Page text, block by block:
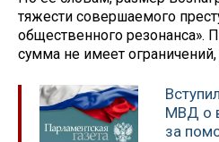
тяжести совершаемого
общественного резонанса».
сумма не имеет ограничений,
МВД о
за